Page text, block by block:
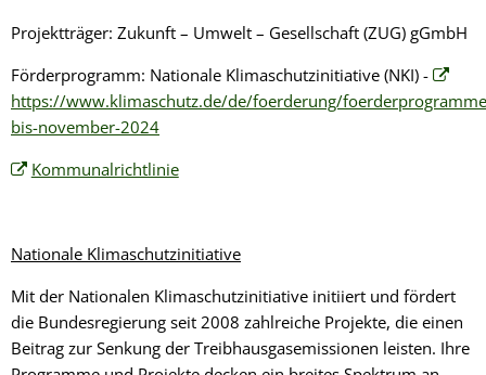
Projektträger: Zukunft – Umwelt – Gesellschaft (ZUG) gGmbH
Förderprogramm: Nationale Klimaschutzinitiative (NKI) -
https://www.klimaschutz.de/de/foerderung/
bis-november-2024
Kommunalrichtlinie
Nationale Klimaschutzinitiative
Mit der Nationalen Klimaschutzinitiative initiiert und fördert
die Bundesregierung seit 2008 zahlreiche Projekte, die einen
Beitrag zur Senkung der Treibhausgasemissionen leisten. Ihre